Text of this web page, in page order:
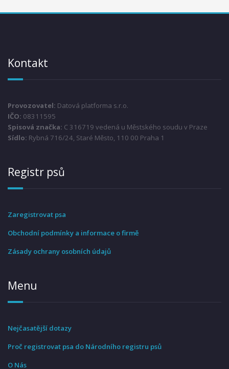
Kontakt
Provozovatel: Datová platforma s.r.o.
IČO: 08311595
Spisová značka: C 316719 vedená u Městského soudu v Praze
Sídlo: Rybná 716/24, Staré Město, 110 00 Praha 1
Registr psů
Zaregistrovat psa
Obchodní podmínky a informace o firmě
Zásady ochrany osobních údajů
Menu
Nejčasatější dotazy
Proč registrovat psa do Národního registru psů
O Nás